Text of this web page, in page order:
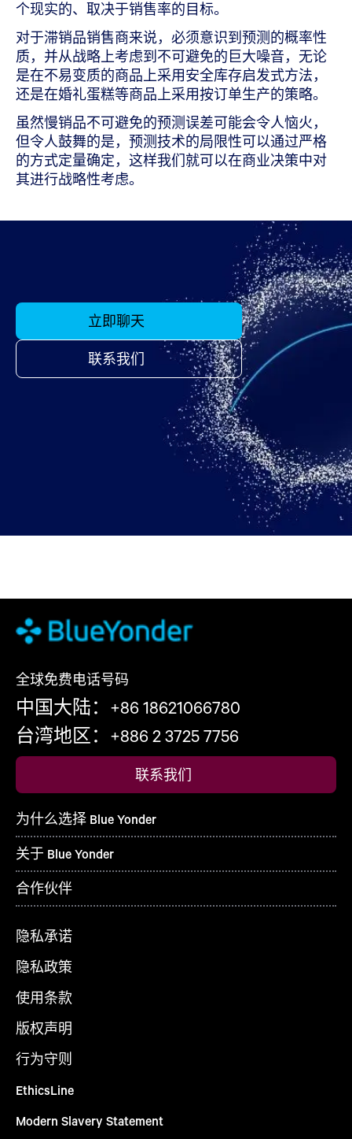
个现实的、取决于销售率的目标。
对于滞销品销售商来说，必须意识到预测的概率性
质，并从战略上考虑到不可避免的巨大噪音，无论
是在不易变质的商品上采用安全库存启发式方法，
还是在婚礼蛋糕等商品上采用按订单生产的策略。
虽然慢销品不可避免的预测误差可能会令人恼火，
但令人鼓舞的是，预测技术的局限性可以通过严格
的方式定量确定，这样我们就可以在商业决策中对
其进行战略性考虑。
立即聊天
联系我们
全球免费电话号码
中国大陆：+86 18621066780
台湾地区：+886 2 3725 7756
联系我们
为什么选择 Blue Yonder
关于 Blue Yonder
合作伙伴
隐私承诺
隐私政策
使用条款
版权声明
行为守则
EthicsLine
Modern Slavery Statement